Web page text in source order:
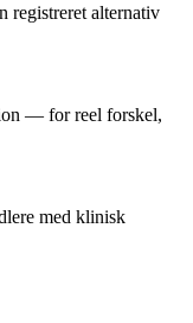
registreret alternativ
— for reel forskel,
med klinisk